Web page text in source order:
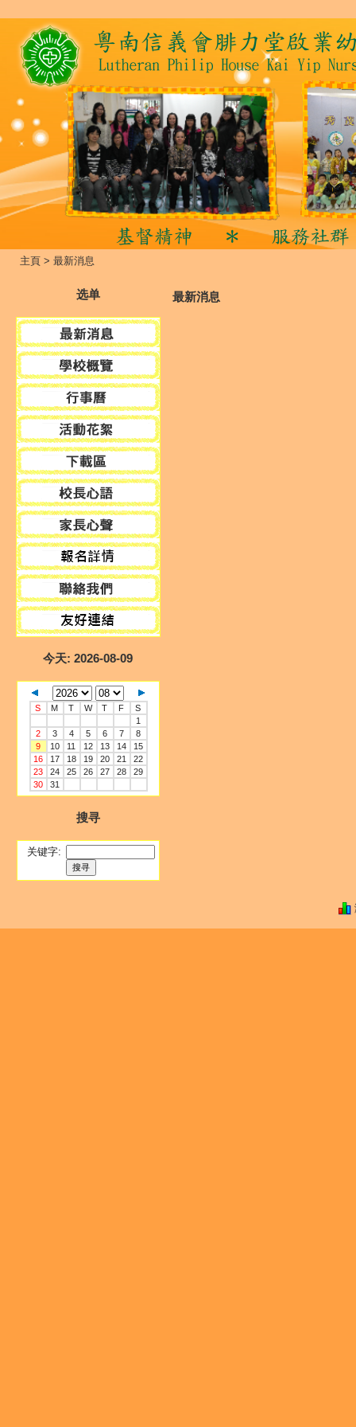
主頁 > 最新消息
选单
今天: 2026-08-09
S M T W T F
S
1
2
3 4 5 6 7
8
9
10 11 12 13 14
15
16
17 18 19 20 21
22
23
24 25 26 27 28
29
30
31
搜寻
关键字:
最新消息